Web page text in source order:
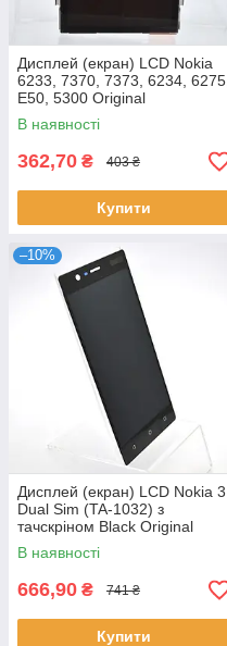
Дисплей (екран) LCD Nokia
6233, 7370, 7373, 6234, 6275,
E50, 5300 Original
В наявності
362,70 ₴ 403 ₴
Купити
–10%
Дисплей (екран) LCD Nokia 3
Dual Sim (TA-1032) з
тачскріном Black Original
В наявності
666,90 ₴ 741 ₴
Купити